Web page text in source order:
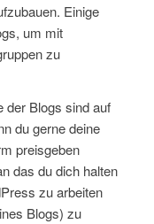
Einige
um mit
zu
der Blogs sind auf
du gerne deine
preisgeben
das du dich halten
zu arbeiten
Blogs) zu